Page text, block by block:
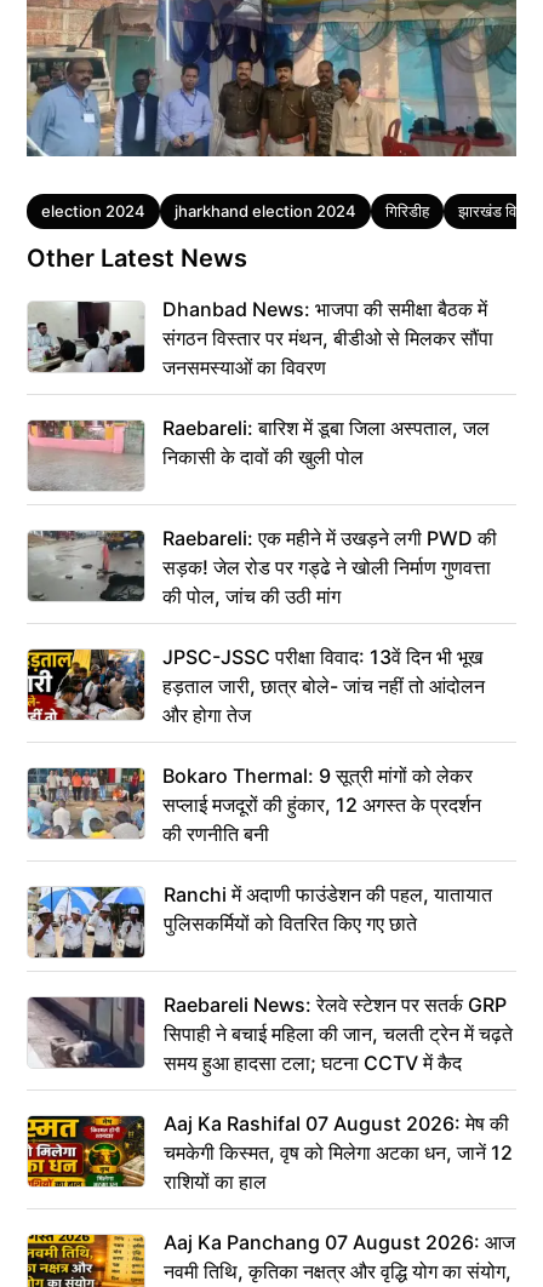
Tags
election 2024 jharkhand election 2024 गिरिडीह झारखंड
Other Latest News
Dhanbad News: भाजपा की समीक्षा बैठक में
संगठन विस्तार पर मंथन, बीडीओ से मिलकर सौंपा
जनसमस्याओं का विवरण
Raebareli: बारिश में डूबा जिला अस्पताल, जल
निकासी के दावों की खुली पोल
Raebareli: एक महीने में उखड़ने लगी PWD की
सड़क! जेल रोड पर गड्ढे ने खोली निर्माण गुणवत्ता
की पोल, जांच की उठी मांग
JPSC-JSSC परीक्षा विवाद: 13वें दिन भी भूख
हड़ताल जारी, छात्र बोले- जांच नहीं तो आंदोलन
और होगा तेज
Bokaro Thermal: 9 सूत्री मांगों को लेकर
सप्लाई मजदूरों की हुंकार, 12 अगस्त के प्रदर्शन
की रणनीति बनी
Ranchi में अदाणी फाउंडेशन की पहल, यातायात
पुलिसकर्मियों को वितरित किए गए छाते
Raebareli News: रेलवे स्टेशन पर सतर्क GRP
सिपाही ने बचाई महिला की जान, चलती ट्रेन में चढ़ते
समय हुआ हादसा टला; घटना CCTV में कैद
Aaj Ka Rashifal 07 August 2026: मेष की
चमकेगी किस्मत, वृष को मिलेगा अटका धन, जानें 12
राशियों का हाल
Aaj Ka Panchang 07 August 2026: आज
नवमी तिथि, कृतिका नक्षत्र और वृद्धि योग का संयोग,